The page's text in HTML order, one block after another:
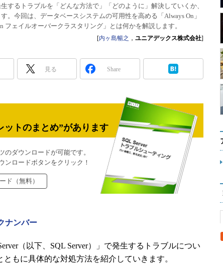
Master of IP
Security & Trust
するトラブルを「どんな方法で」「どのように」解決していくか、
。今回は、データベースシステムの可用性を高める「Always On」
フェイルオーバークラスタリング」とは何かを解説します。
[内ヶ島暢之 ， ユニアデックス株式会社]
見る Share
ットのまとめ”があります
ダウンロードが可能です。
ンロードボタンをクリック！
ド（無料）
ナンバー
（以下、SQL Server）」で発生するトラブルについ
もに具体的な対処方法を紹介していきます。